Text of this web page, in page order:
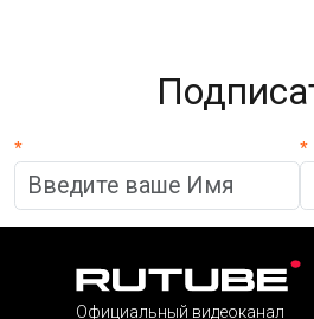
* *
Официальный видеоканал